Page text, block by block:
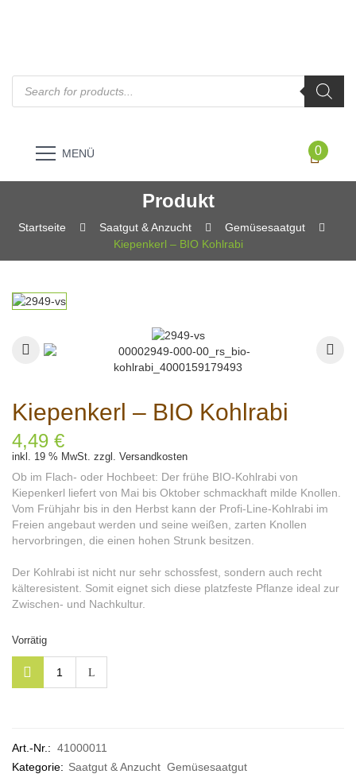
Products
0
MENÜ
Produkt
Startseite Saatgut & Anzucht
Gemüsesaatgut
Kiepenkerl – BIO Kohlrabi
Kiepenkerl – BIO Kohlrabi
4,49 €
inkl. 19 % MwSt. zzgl. Versandkosten
Ob im Flach- oder Hochbeet: Der frühe BIO-Kohlrabi von
Kiepenkerl liefert von Mai bis Oktober schmackhaft milde Knollen.
Vom Frühjahr bis in den Herbst kann der Profi-Line-Kohlrabi im
Freien angebaut werden und seine weißen, zarten Knollen
hervorbringen, die einen hohen Strunk besitzen.
Der Kohlrabi ist nicht nur sehr schossfest, sondern auch recht
kälteresistent. Somit eignet sich diese platzfeste Pflanze ideal zur
Zwischen- und Nachkultur.
Vorrätig
Art.-Nr.: 41000011
Kategorie: Saatgut & Anzucht Gemüsesaatgut